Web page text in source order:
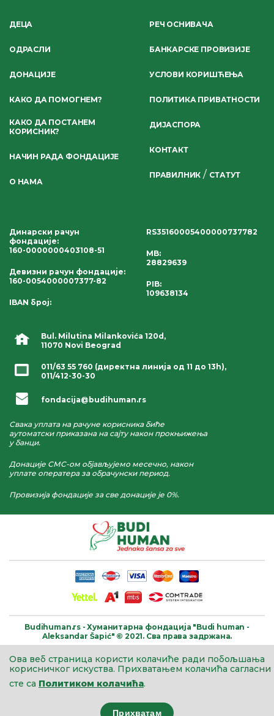
Bul. Milutina Milankovića 120d,
11070 Novi Beograd
011/63 55 760 (директна линија од 11 до 13h),
011/412-30-30
fondacija@budihuman.rs
Свака уплата на рачуне корисника биће
аутоматски приказана на сајту након прокњижења
у банци.
Донације СМС-ом објављујемо месечно, након
уплате оператера за обрачунски период.
Провизија фондације за све донације је 0%.
ДЕЦА
ОДРАСЛИ
ДОНАЦИЈЕ
КАКО ДА ПОМОГНЕМ?
КАКО ДА ПОСТАНЕМ
КОРИСНИК?
НАЧИН РАДА ФОНДАЦИЈЕ
О НАМА
РЕЧ ОСНИВАЧА
БАНКАРСКЕ ПРОВИЗИЈЕ
УСЛОВИ КОРИШЋЕЊА
ПОЛИТИКА ПРИВАТНОСТИ
ДИЈАСПОРА
КОНТАКТ
ПРАВИЛНИК / СТАТУТ
Динарски рачун
фондације:
160-0000000403108-51
Девизни рачун фондације:
160-0054000007377-82
IBAN број:
RS35160005400000737782
MB:
28829639
PIB:
109638134
Budihuman.rs -Хуманитарна фондација "Budi human -
Aleksandar Šapić" © 2021. Сва права задржана.
Ова веб страница користи колачиће ради побољшања
корисничког искуства. Прихватањем колачића сагласни
сте са Политиком колачића.
Прихватам